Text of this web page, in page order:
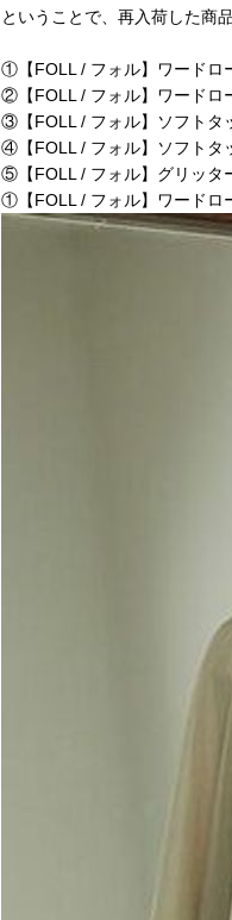
ということで、再入荷した商
① 【FOLL / フォル】ワード
② 【FOLL / フォル】ワード
③ 【FOLL / フォル】ソフト
④ 【FOLL / フォル】ソフト
⑤ 【FOLL / フォル】グリッ
①【FOLL / フォル】ワードロ